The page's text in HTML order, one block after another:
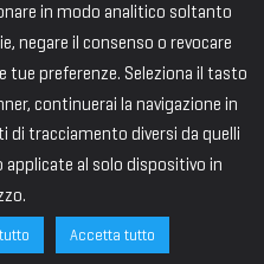
in modo analitico soltanto
negare il consenso o revocare
tue preferenze. Seleziona il tasto
continuerai la navigazione in
di tracciamento diversi da quelli
applicate al solo dispositivo in
Accetta tutto